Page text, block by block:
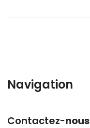
Navigation
Contactez-nous